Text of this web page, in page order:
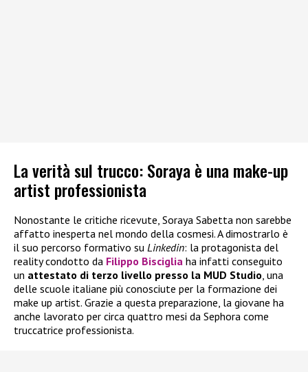
La verità sul trucco: Soraya è una make-up
artist professionista
Nonostante le critiche ricevute, Soraya Sabetta non sarebbe
affatto inesperta nel mondo della cosmesi. A dimostrarlo è
il suo percorso formativo su Linkedin: la protagonista del
reality condotto da Filippo Bisciglia ha infatti conseguito
un attestato di terzo livello presso la MUD Studio, una
delle scuole italiane più conosciute per la formazione dei
make up artist. Grazie a questa preparazione, la giovane ha
anche lavorato per circa quattro mesi da Sephora come
truccatrice professionista.